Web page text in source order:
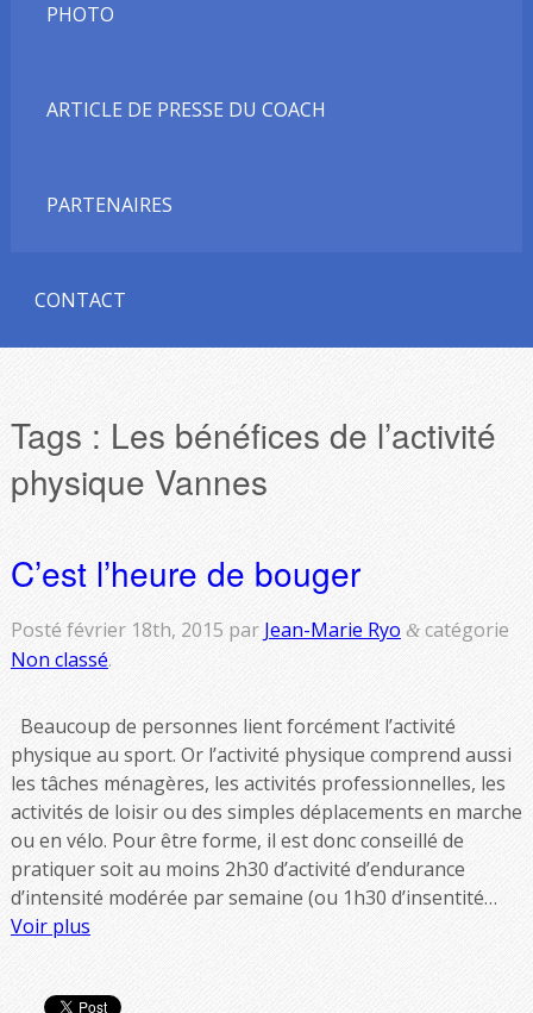
PHOTO
ARTICLE DE PRESSE DU COACH
PARTENAIRES
CONTACT
Tags : Les bénéfices de l’activité
physique Vannes
C’est l’heure de bouger
Posté février 18th, 2015 par Jean-Marie Ryo &catégorie
Non classé.
Beaucoup de personnes lient forcément l’activité
physique au sport. Or l’activité physique comprend aussi
les tâches ménagères, les activités professionnelles, les
activités de loisir ou des simples déplacements en marche
ou en vélo. Pour être forme, il est donc conseillé de
pratiquer soit au moins 2h30 d’activité d’endurance
d’intensité modérée par semaine (ou 1h30 d’insentité…
Voir plus